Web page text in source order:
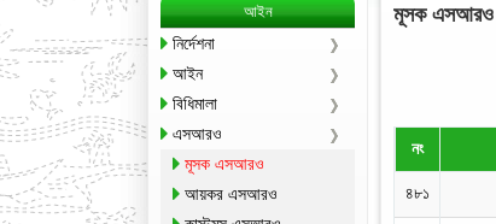
আইন
নির্দেশনা
আইন
বিধিমালা
এসআরও
মূসক এসআরও
আয়কর এসআরও
মূসক এসআরও
নং
৪৮১